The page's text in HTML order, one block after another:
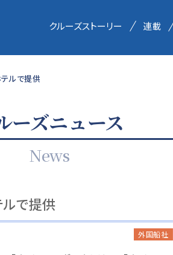
クルーズストーリー 連載
ルで提供
ーズニュース
News
ルで提供
外国船社